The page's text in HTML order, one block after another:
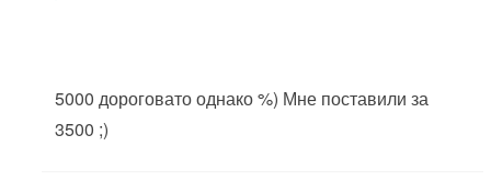
5000 дороговато однако %) Мне поставили за
3500 ;)